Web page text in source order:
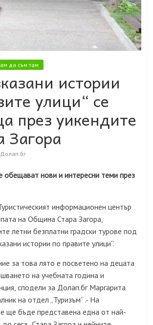
да съм там
истории
улици“ се
през уикендите
Загора
Долап.бг
обещават нови и интересни теми през
информационен център
на Община Стара Загора,
летни безплатни градски турове под
истории по правите улици“.
за това лято е посветено на децата
на учебната година и
сподели за Долап.бг Маргарита
на отдел „Туризъм“ .- На
ще бъде представена една от най-